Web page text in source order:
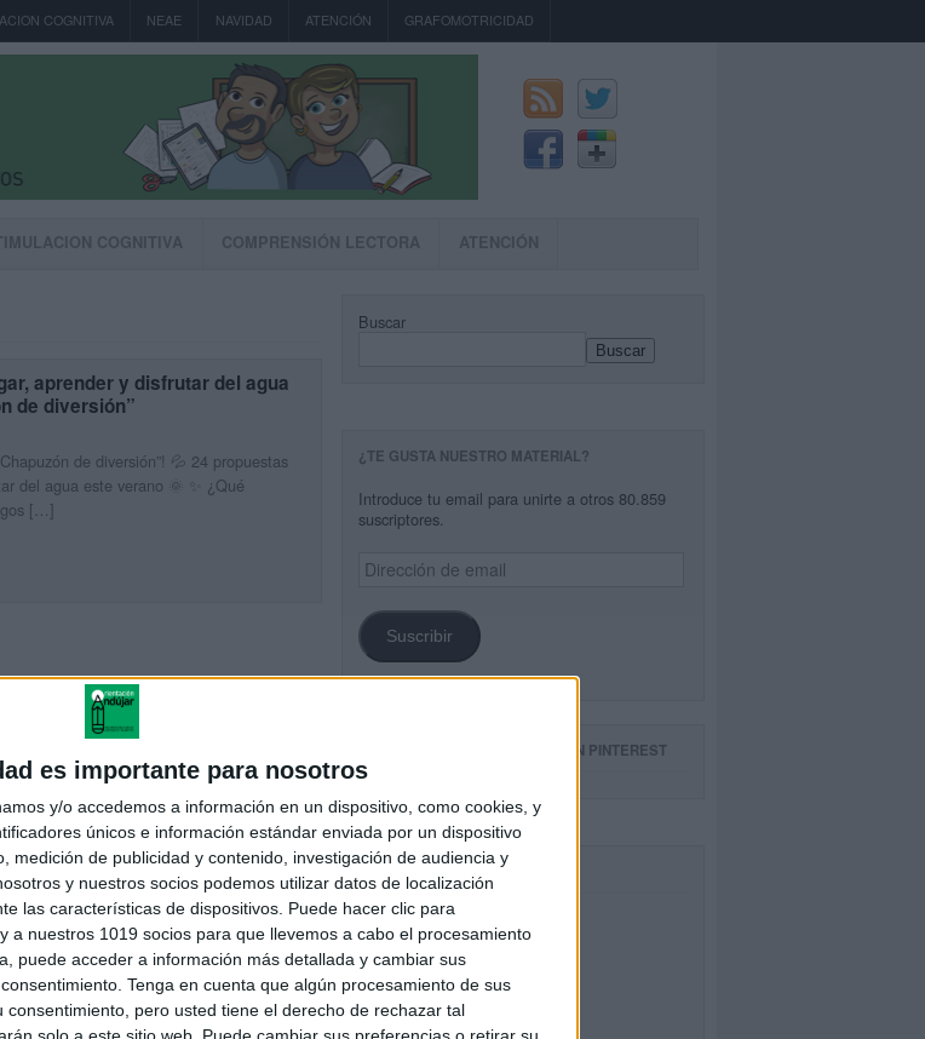
es importante para nosotros
y/o accedemos a información en un dispositivo, como cookies, y
únicos e información estándar enviada por un dispositivo
medición de publicidad y contenido, investigación de audiencia y
y nuestros socios podemos utilizar datos de localización
las características de dispositivos. Puede hacer clic para
a nuestros 1019 socios para que llevemos a cabo el procesamiento
puede acceder a información más detallada y cambiar sus
Tenga en cuenta que algún procesamiento de sus
pero usted tiene el derecho de rechazar tal
COGNITIVA NEAE NAVIDAD ATENCIÓN GRAFOMOTRICIDAD
COGNITIVA COMPRENSIÓN LECTORA ATENCIÓN
aprender y disfrutar del agua
de diversión”
de diversión”! 💦 24 propuestas
del agua este verano 🌞 ✨ ¿Qué
[…]
Buscar
Buscar
¿TE GUSTA NUESTRO MATERIAL?
Introduce tu email para unirte a otros 80.859
suscriptores.
Dirección
de
Suscribir
SIGUE NUESTROS TABLEROS EN PINTEREST